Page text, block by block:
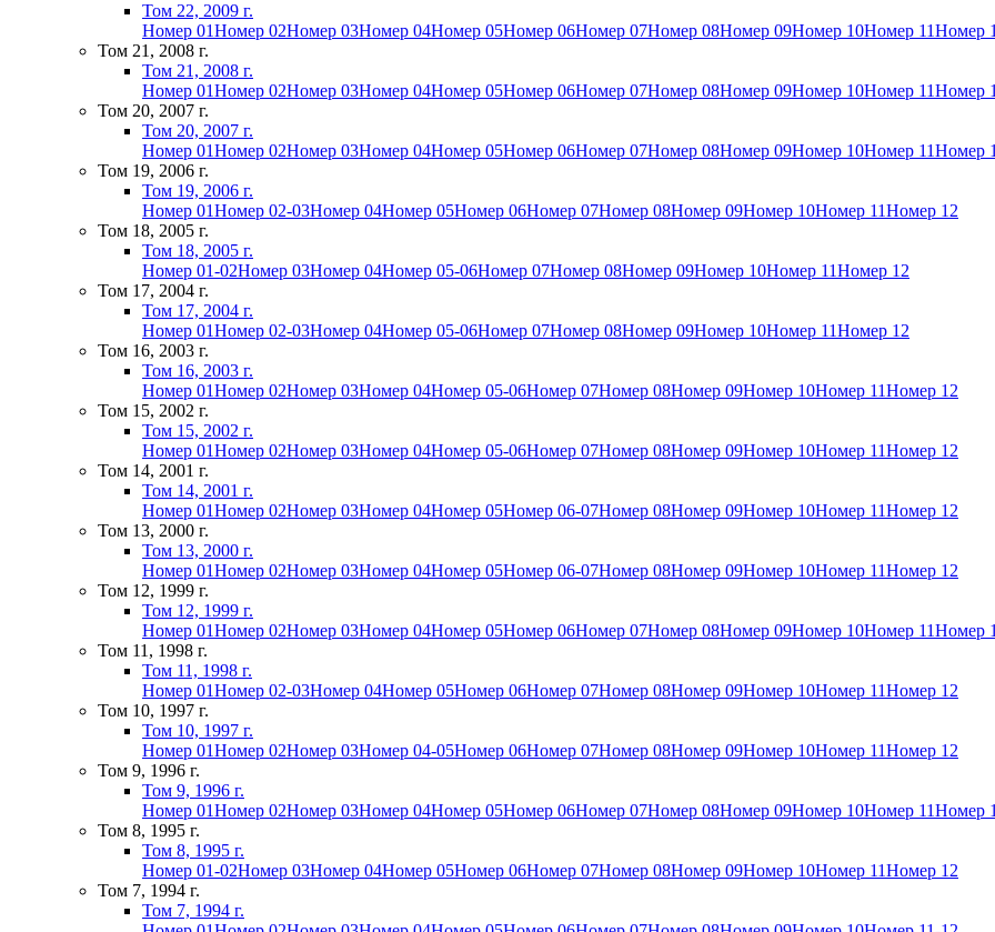
Том 22, 2009 г.
Номер 01Номер 02Номер 03Номер 04Номер 05Номер 06Номер 07Номер 08Номер 09Номер 10Номер 11Номер
Том 21, 2008 г.
Том 21, 2008 г.
Номер 01Номер 02Номер 03Номер 04Номер 05Номер 06Номер 07Номер 08Номер 09Номер 10Номер 11Номер
Том 20, 2007 г.
Том 20, 2007 г.
Номер 01Номер 02Номер 03Номер 04Номер 05Номер 06Номер 07Номер 08Номер 09Номер 10Номер 11Номер
Том 19, 2006 г.
Том 19, 2006 г.
Номер 01Номер 02-03Номер 04Номер 05Номер 06Номер 07Номер 08Номер 09Номер 10Номер 11Номер 12
Том 18, 2005 г.
Том 18, 2005 г.
Номер 01-02Номер 03Номер 04Номер 05-06Номер 07Номер 08Номер 09Номер 10Номер 11Номер 12
Том 17, 2004 г.
Том 17, 2004 г.
Номер 01Номер 02-03Номер 04Номер 05-06Номер 07Номер 08Номер 09Номер 10Номер 11Номер 12
Том 16, 2003 г.
Том 16, 2003 г.
Номер 01Номер 02Номер 03Номер 04Номер 05-06Номер 07Номер 08Номер 09Номер 10Номер 11Номер 12
Том 15, 2002 г.
Том 15, 2002 г.
Номер 01Номер 02Номер 03Номер 04Номер 05-06Номер 07Номер 08Номер 09Номер 10Номер 11Номер 12
Том 14, 2001 г.
Том 14, 2001 г.
Номер 01Номер 02Номер 03Номер 04Номер 05Номер 06-07Номер 08Номер 09Номер 10Номер 11Номер 12
Том 13, 2000 г.
Том 13, 2000 г.
Номер 01Номер 02Номер 03Номер 04Номер 05Номер 06-07Номер 08Номер 09Номер 10Номер 11Номер 12
Том 12, 1999 г.
Том 12, 1999 г.
Номер 01Номер 02Номер 03Номер 04Номер 05Номер 06Номер 07Номер 08Номер 09Номер 10Номер 11Номер
Том 11, 1998 г.
Том 11, 1998 г.
Номер 01Номер 02-03Номер 04Номер 05Номер 06Номер 07Номер 08Номер 09Номер 10Номер 11Номер 12
Том 10, 1997 г.
Том 10, 1997 г.
Номер 01Номер 02Номер 03Номер 04-05Номер 06Номер 07Номер 08Номер 09Номер 10Номер 11Номер 12
Том 9, 1996 г.
Том 9, 1996 г.
Номер 01Номер 02Номер 03Номер 04Номер 05Номер 06Номер 07Номер 08Номер 09Номер 10Номер 11Номер
Том 8, 1995 г.
Том 8, 1995 г.
Номер 01-02Номер 03Номер 04Номер 05Номер 06Номер 07Номер 08Номер 09Номер 10Номер 11Номер 12
Том 7, 1994 г.
Том 7, 1994 г.